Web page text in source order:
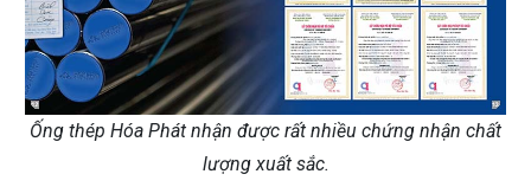
Ống thép Hóa Phát nhận được rất nhiều chứng nhận chất
lượng xuất sắc.